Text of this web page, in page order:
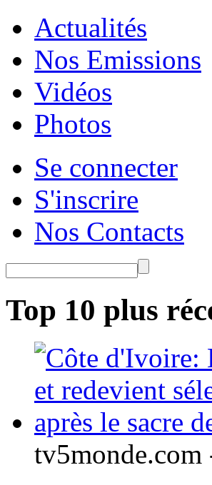
Actualités
Nos Emissions
Vidéos
Photos
Se connecter
S'inscrire
Nos Contacts
Top 10 plus
tv5monde.com